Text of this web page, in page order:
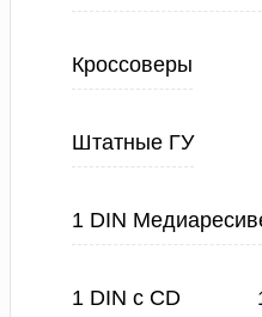
Кроссоверы
Штатные ГУ
1 DIN
1 DIN с CD